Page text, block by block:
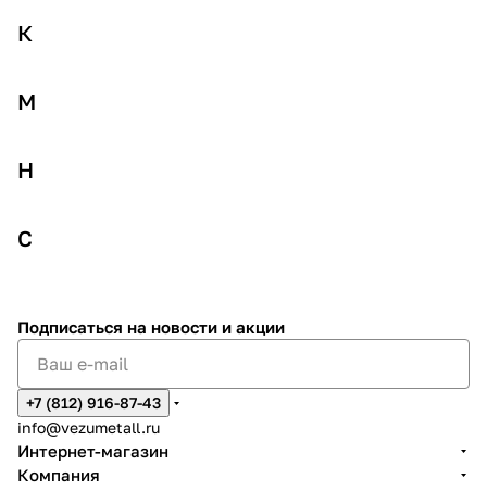
К
М
Н
С
Подписаться на новости и акции
+7 (812) 916-87-43
info@vezumetall.ru
Интернет-магазин
Компания